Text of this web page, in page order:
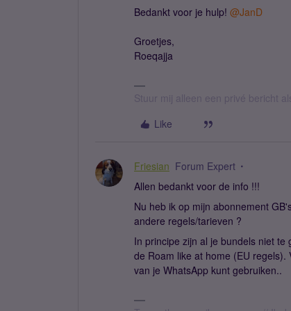
Bedankt voor je hulp! ​ @JanD
Groetjes,
Roeqajja
Stuur mij alleen een privé bericht
Like
Friesian Forum Expert
Allen bedankt voor de info !!!
Nu heb ik op mijn abonnement
andere regels/tarieven ?
In principe zijn al je bundels niet
de Roam like at home (EU
van je WhatsApp kunt gebruiken..